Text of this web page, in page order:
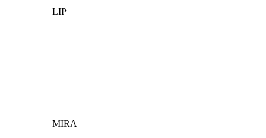
LIP
MIRA